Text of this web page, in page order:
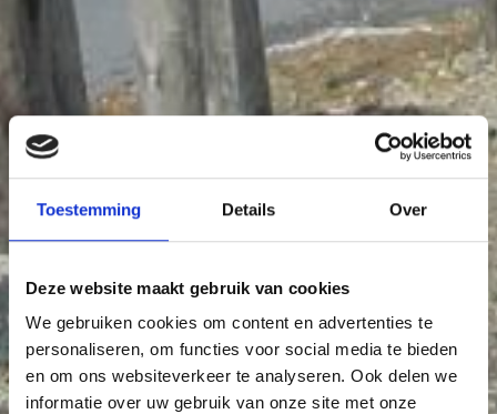
Toestemming Details Over
Deze website maakt gebruik van cookies
We gebruiken cookies om content en advertenties te
personaliseren, om functies voor social media te bieden
en om ons websiteverkeer te analyseren. Ook delen we
informatie over uw gebruik van onze site met onze